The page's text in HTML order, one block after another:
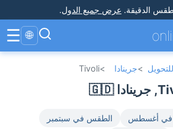
الدقيقة. عرض جميع الدول.
🌐
☰
>جرينادا >
Tivoli
في أغسطس
الطقس في سبتمبر